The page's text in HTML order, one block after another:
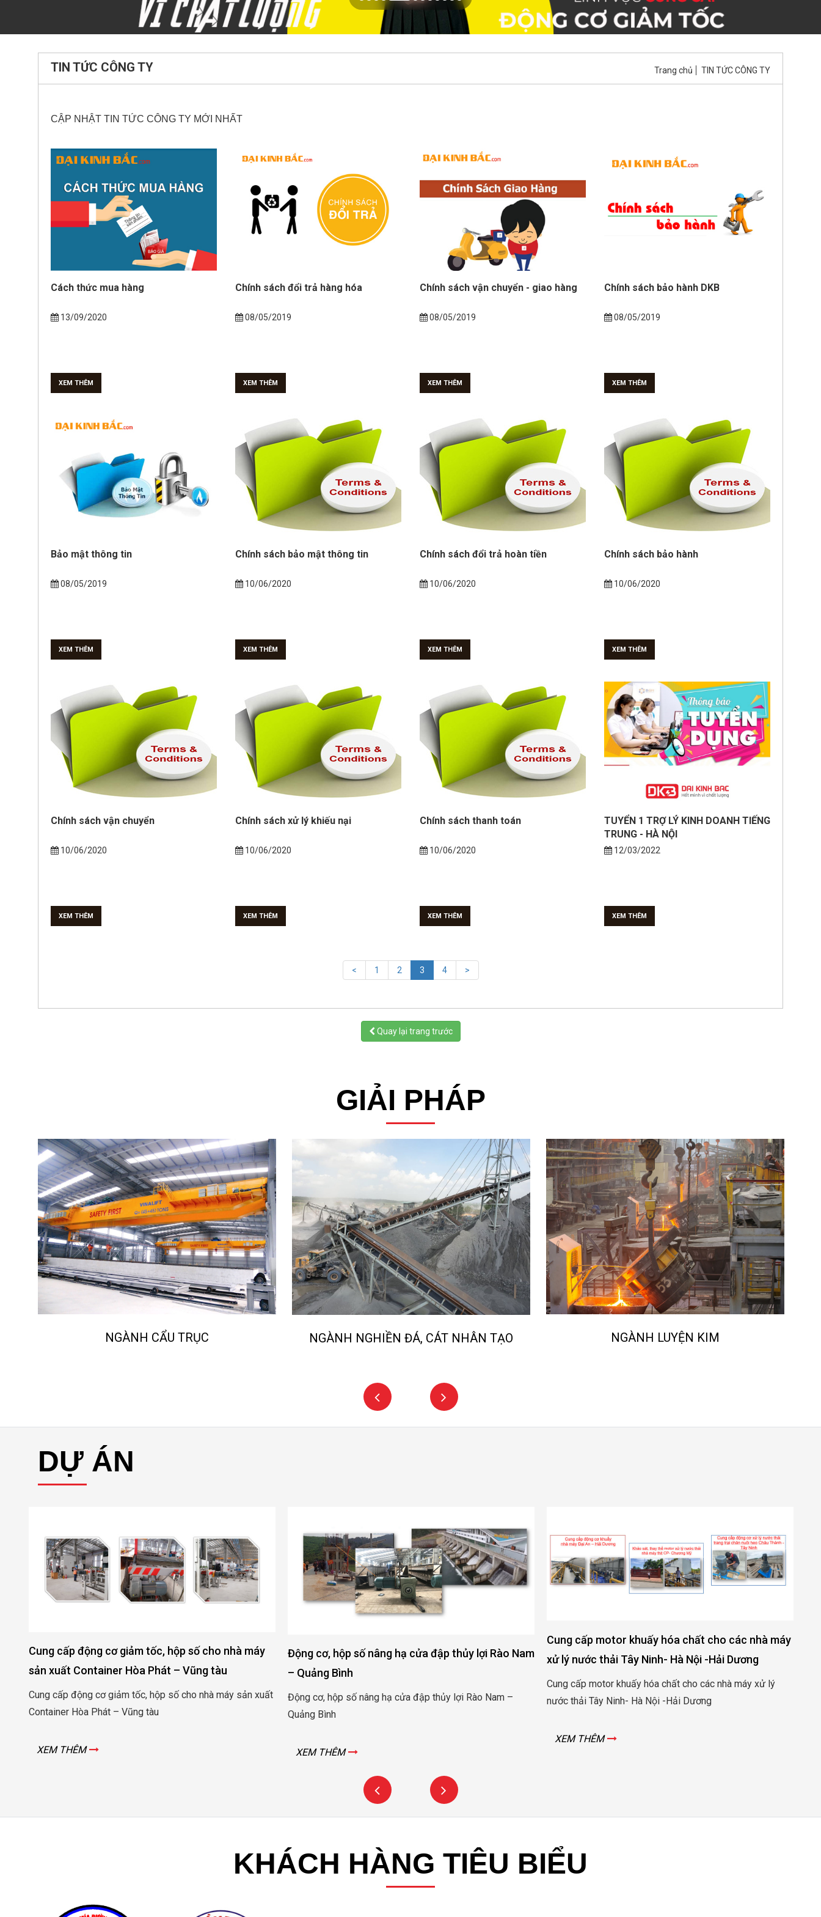
TIN TỨC CÔNG TY Trang chủ TIN TỨC CÔNG TY
CẬP NHẬT TIN TỨC CÔNG TY MỚI NHẤT
Cách thức mua hàng
13/09/2020
XEM THÊM
Chính sách đổi trả hàng hóa
08/05/2019
XEM THÊM
Chính sách vận chuyển - giao hàng
08/05/2019
XEM THÊM
Chính sách bảo hành DKB
08/05/2019
XEM THÊM
Bảo mật thông tin
08/05/2019
XEM THÊM
Chính sách bảo mật thông tin
10/06/2020
XEM THÊM
Chính sách đổi trả hoàn tiền
10/06/2020
XEM THÊM
Chính sách bảo hành
10/06/2020
XEM THÊM
Chính sách vận chuyển
10/06/2020
XEM THÊM
Chính sách xử lý khiếu nại
10/06/2020
XEM THÊM
Chính sách thanh toán
10/06/2020
XEM THÊM
TUYỂN 1 TRỢ LÝ KINH DOANH TIẾNG
TRUNG - HÀ NỘI
12/03/2022
XEM THÊM
< 1 2 3(current)
4 >
Quay lại trang trước
GIẢI PHÁP
NGÀNH CẨU TRỤC NGÀNH NGHIỀN ĐÁ, CÁT NHÂN TẠO NGÀNH LUYỆN KIM
DỰ ÁN
Cung cấp động cơ giảm tốc, hộp số cho nhà máy
sản xuất Container Hòa Phát – Vũng tàu
Cung cấp động cơ giảm tốc, hộp số cho nhà máy sản xuất
Container Hòa Phát – Vũng tàu
XEM THÊM
Động cơ, hộp số nâng hạ cửa đập thủy lợi Rào Nam
– Quảng Bình
Động cơ, hộp số nâng hạ cửa đập thủy lợi Rào Nam –
Quảng Bình
XEM THÊM
Cung cấp motor khuấy hóa chất cho các nhà máy
xử lý nước thải Tây Ninh- Hà Nội -Hải Dương
Cung cấp motor khuấy hóa chất cho các nhà máy xử lý
nước thải Tây Ninh- Hà Nội -Hải Dương
XEM THÊM
KHÁCH HÀNG TIÊU BIỂU